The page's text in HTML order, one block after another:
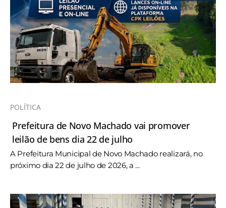
POLÍTICA
Prefeitura de Novo Machado vai promover
leilão de bens dia 22 de julho
A Prefeitura Municipal de Novo Machado realizará, no
próximo dia 22 de julho de 2026, a ...